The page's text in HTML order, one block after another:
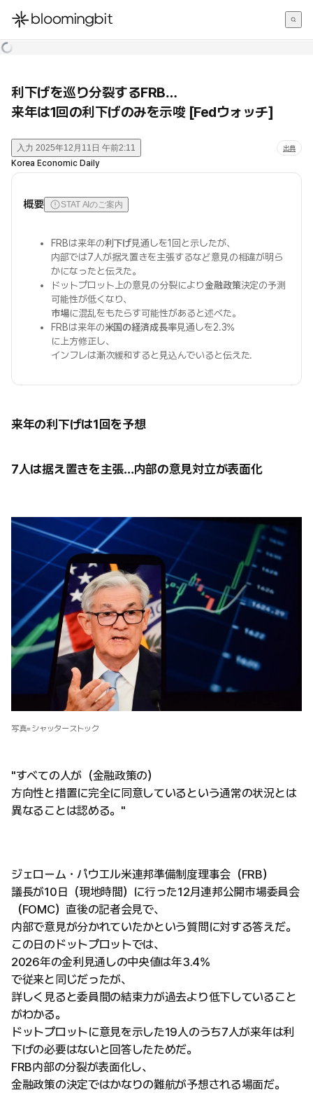
한국어
利下げを巡り分裂するFRB…
来年は1回の利下げのみを示唆 [Fedウォッチ]
入力 2025年12月11日 午前2:11 出典
Korea Economic Daily
概要 STAT AIのご案内
FRBは来年の利下げ見通しを1回と示したが、
内部では7人が据え置きを主張するなど意見の相違が明ら
かになったと伝えた。
ドットプロット上の意見の分裂により金融政策決定の予測
可能性が低くなり、
市場に混乱をもたらす可能性があると述べた。
FRBは来年の米国の経済成長率見通しを2.3%
に上方修正し、
インフレは漸次緩和すると見込んでいると伝えた.
来年の利下げは1回を予想
7人は据え置きを主張…内部の意見対立が表面化
写真=シャッターストック
"すべての人が（金融政策の）
方向性と措置に完全に同意しているという通常の状況とは
異なることは認める。"
ジェローム・パウエル米連邦準備制度理事会（FRB）
議長が10日（現地時間）に行った12月連邦公開市場委員会
（FOMC）直後の記者会見で、
内部で意見が分かれていたかという質問に対する答えだ。
この日のドットプロットでは、
2026年の金利見通しの中央値は年3.4%
で従来と同じだったが、
詳しく見ると委員間の結束力が過去より低下していること
がわかる。
ドットプロットに意見を示した19人のうち7人が来年は利
下げの必要はないと回答したためだ。
FRB内部の分裂が表面化し、
金融政策の決定ではかなりの難航が予想される場面だ。